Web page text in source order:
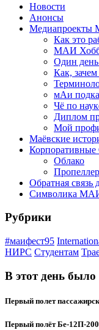
Новости
Анонсы
Как это
МАИ
Один день
Как,
мАи
Чё по
Диплом
Мой
Маёвские
Облако
Пропеллер
Обратная
Символика
Рубрики
#маифест95
НИРС Студентам
В этот день было
Первый полет
Первый полёт Бе-12П-200